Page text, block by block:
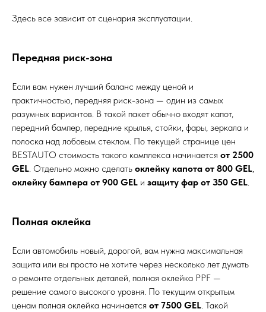
Здесь все зависит от сценария эксплуатации.
Передняя риск-зона
Если вам нужен лучший баланс между ценой и
практичностью, передняя риск-зона — один из самых
разумных вариантов. В такой пакет обычно входят капот,
передний бампер, передние крылья, стойки, фары, зеркала и
полоска над лобовым стеклом. По текущей странице цен
BESTAUTO стоимость такого комплекса начинается от 2500
GEL . Отдельно можно сделать оклейку капота от 800 GEL
оклейку бампера от 900 GEL и защиту фар от 350 GEL
Полная оклейка
Если автомобиль новый, дорогой, вам нужна максимальная
защита или вы просто не хотите через несколько лет думать
о ремонте отдельных деталей, полная оклейка PPF —
решение самого высокого уровня. По текущим открытым
ценам полная оклейка начинается от 7500 GEL . Такой